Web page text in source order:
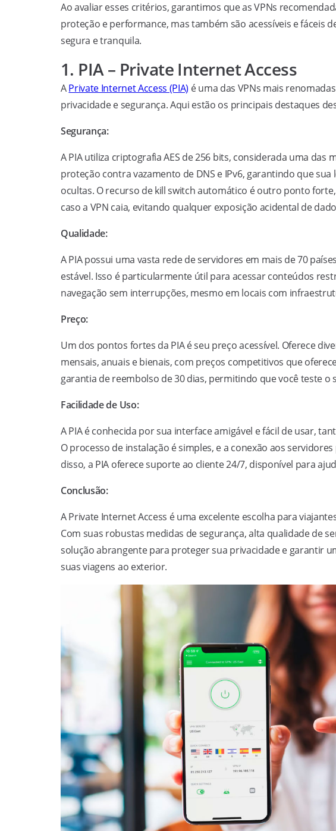
Ao avaliar esses critérios, garantimos que as VPNs
proteção e performance, mas também são acessíveis e fáceis
segura e tranquila.
1. PIA – Private Internet Access
APrivate Internet Access (PIA) é uma das VPNs mais
privacidade e segurança. Aqui estão os principais destaques
Segurança:
A PIA utiliza criptografia AES de 256 bits, considerada uma das
proteção contra vazamento de DNS e IPv6, garantindo que
ocultas. O recurso de kill switch automático é outro ponto
caso a VPN caia, evitando qualquer exposição acidental de
Qualidade:
A PIA possui uma vasta rede de servidores em mais de 70
estável. Isso é particularmente útil para acessar conteúdos
navegação sem interrupções, mesmo em locais com
Preço:
Um dos pontos fortes da PIA é seu preço acessível. Oferece
mensais, anuais e bienais, com preços competitivos que
garantia de reembolso de 30 dias, permitindo que você teste o
Facilidade de Uso:
A PIA é conhecida por sua interface amigável e fácil de usar,
O processo de instalação é simples, e a conexão aos
disso, a PIA oferece suporte ao cliente 24/7, disponível para
Conclusão:
A Private Internet Access é uma excelente escolha para
Com suas robustas medidas de segurança, alta qualidade de
solução abrangente para proteger sua privacidade e garantir
suas viagens ao exterior.